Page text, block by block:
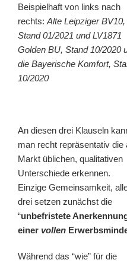
Beispielhaft von links nach
rechts: Alte Leipziger BV10,
Stand 01/2021 und LV1871
Golden BU, Stand 10/2020
die Bayerische Komfort,
10/2020
An diesen drei Klauseln
man recht repräsentativ die
Markt üblichen, qualitativen
Unterschiede erkennen.
Einzige Gemeinsamkeit,
drei setzen zunächst die
“unbefristete
einer vollen
Während das “wie” für die